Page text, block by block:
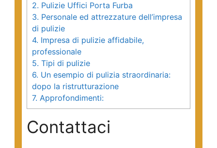
2. Pulizie Uffici Porta Furba
3. Personale ed attrezzature dell’impresa
di pulizie
4. Impresa di pulizie affidabile,
professionale
5. Tipi di pulizie
6. Un esempio di pulizia straordinaria:
dopo la ristrutturazione
7. Approfondimenti:
Contattaci